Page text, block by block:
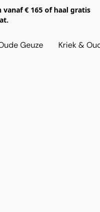
€ 165 of haal gratis
Geuze Kriek &